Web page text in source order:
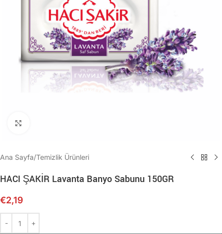
Ana Sayfa/Temizlik Ürünleri
HACI ŞAKİR Lavanta Banyo Sabunu 150GR
€2,19